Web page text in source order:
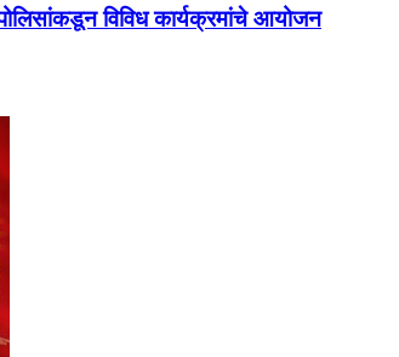
विविध कार्यक्रमांचे आयोजन